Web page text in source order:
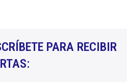
PARA RECIBIR